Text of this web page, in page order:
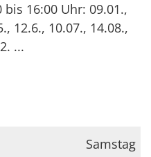
16:00 Uhr: 09.01.,
12.6., 10.07., 14.08.,
...
Samstag